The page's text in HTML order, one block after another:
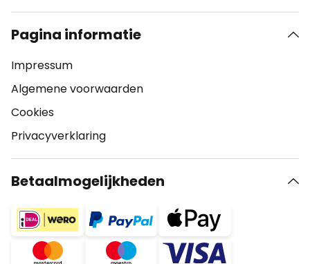
Pagina informatie
Impressum
Algemene voorwaarden
Cookies
Privacyverklaring
Betaalmogelijkheden